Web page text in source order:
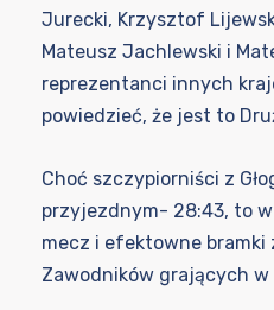
Jurecki, Krzysztof
Mateusz Jachlewski i
reprezentanci innych
powiedzieć, że jest to
Choć szczypiorniści z
przyjezdnym- 28:43, to
mecz i efektowne bramki
Zawodników grających w